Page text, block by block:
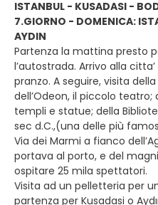
ISTANBUL - KUSADASI -
7.GIORNO - DOMENICA:
AYDIN
Partenza la mattina presto
l’autostrada. Arrivo alla
pranzo. A seguire, visita
dell’Odeon, il piccolo
templi e statue; della
sec d.C.,(una delle più
Via dei Marmi a fianco
portava al porto, e del
ospitare 25 mila spettatori.
Visita ad un pelletteria per
partenza per Kusadasi o